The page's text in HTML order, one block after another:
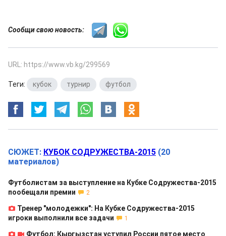
Сообщи свою новость:
URL: https://www.vb.kg/299569
Теги: кубок турнир футбол
СЮЖЕТ: КУБОК СОДРУЖЕСТВА-2015 (20
материалов)
Футболистам за выступление на Кубке Содружества-2015
пообещали премии
2
Тренер "молодежки": На Кубке Содружества-2015
игроки выполнили все задачи
1
Футбол: Кыргызстан уступил России пятое место